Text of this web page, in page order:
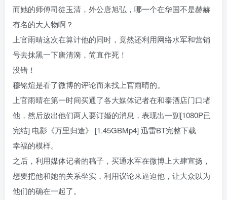
而她的师傅司徒玉清，外公唐旭弘，哪一个在华国不是赫赫
有名的大人物啊？
上官雨晴这次在算计他的同时，竟然还利用网络水军和营销
号去抹黑一下唐清漪，简直作死！
没错！
穆铭煊是看了微博的评论而来找上官雨晴的。
上官雨晴在第一时间买通了各大媒体记者在和泰酒店门口堵
他，然后放出他们两人要订婚的消息，表现出一副[1080P已
完结] 电影《万里归途》 [1.45GBMp4] 迅雷BT完整下载
幸福的模样。
之后，利用媒体记者的稿子，买通水军在微博上大肆宣扬，
想要把他和她的关系坐实，利用议论来逼迫他，让大众以为
他们的确在一起了。